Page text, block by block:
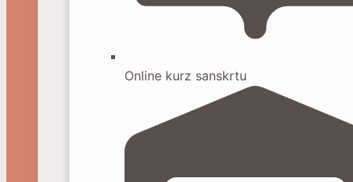
Online kurz sanskrtu